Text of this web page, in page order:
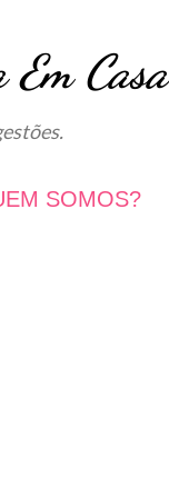
Em Casa
SOMOS?